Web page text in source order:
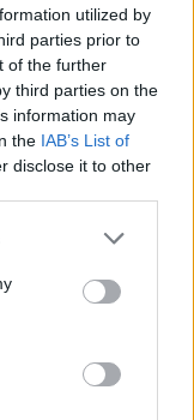
utilized by
parties prior to
of the further
third parties on the
information may
the IAB’s List of
disclose it to other
Il contenuto di questo
la linea editoriale
singoli lettori che
preventivo. I commenti
in automatico dal